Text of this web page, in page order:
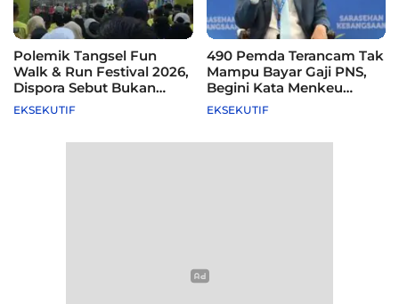
Polemik Tangsel Fun
Walk & Run Festival 2026,
Dispora Sebut Bukan
Agenda Pemkot
EKSEKUTIF
490 Pemda Terancam Tak
Mampu Bayar Gaji PNS,
Begini Kata Menkeu
Purbaya
EKSEKUTIF